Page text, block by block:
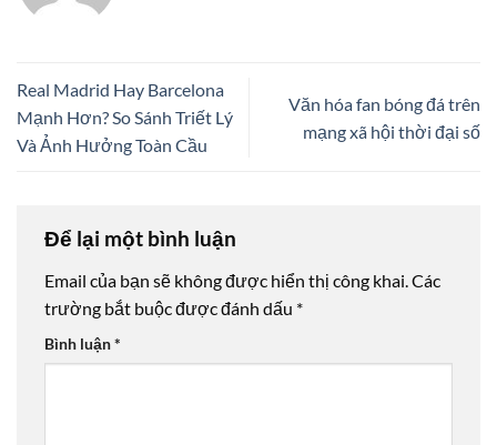
Real Madrid Hay Barcelona
Mạnh Hơn? So Sánh Triết Lý
Và Ảnh Hưởng Toàn Cầu
Văn hóa fan bóng đá trên
mạng xã hội thời đại số
Để lại một bình luận
Email của bạn sẽ không được hiển thị công khai.Các
trường bắt buộc được đánh dấu *
Bình luận*